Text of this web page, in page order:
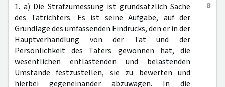
8
1. a) Die Strafzumessung ist grundsätzlich Sache
des Tatrichters. Es ist seine Aufgabe, auf der
Grundlage des umfassenden Eindrucks, den er in der
Hauptverhandlung von der Tat und der
Persönlichkeit des Täters gewonnen hat, die
wesentlichen entlastenden und belastenden
Umstände festzustellen, sie zu bewerten und
hierbei gegeneinander abzuwägen. In die